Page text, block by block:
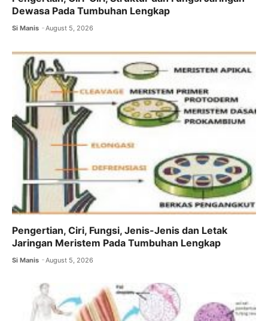
Dewasa Pada Tumbuhan Lengkap
Si Manis August 5, 2026
Pengertian, Ciri, Fungsi, Jenis-Jenis dan Letak
Jaringan Meristem Pada Tumbuhan Lengkap
Si Manis August 5, 2026